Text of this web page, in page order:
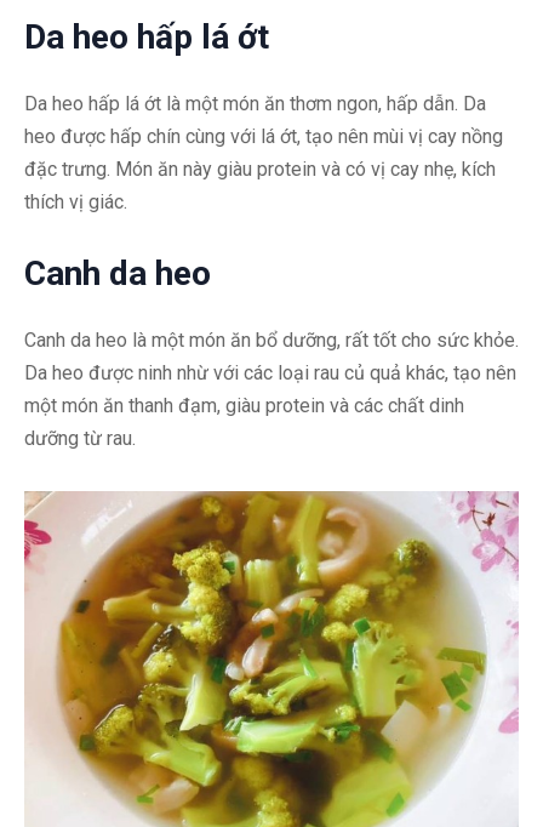
Da heo hấp lá ớt
Da heo hấp lá ớt là một món ăn thơm ngon, hấp dẫn. Da
heo được hấp chín cùng với lá ớt, tạo nên mùi vị cay nồng
đặc trưng. Món ăn này giàu protein và có vị cay nhẹ, kích
thích vị giác.
Canh da heo
Canh da heo là một món ăn bổ dưỡng, rất tốt cho sức khỏe.
Da heo được ninh nhừ với các loại rau củ quả khác, tạo nên
một món ăn thanh đạm, giàu protein và các chất dinh
dưỡng từ rau.